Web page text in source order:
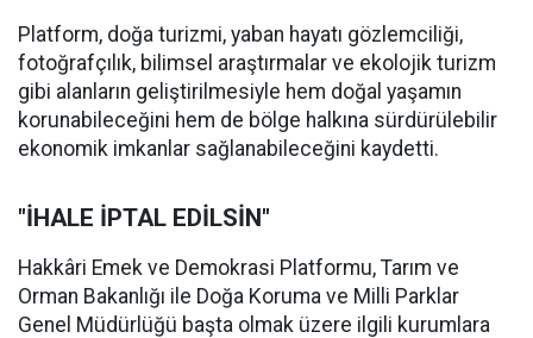
Platform, doğa turizmi, yaban hayatı gözlemciliği,
fotoğrafçılık, bilimsel araştırmalar ve ekolojik turizm
gibi alanların geliştirilmesiyle hem doğal yaşamın
korunabileceğini hem de bölge halkına sürdürülebilir
ekonomik imkanlar sağlanabileceğini kaydetti.
"İHALE İPTAL EDİLSİN"
Hakkâri Emek ve Demokrasi Platformu, Tarım ve
Orman Bakanlığı ile Doğa Koruma ve Milli Parklar
Genel Müdürlüğü başta olmak üzere ilgili kurumlara